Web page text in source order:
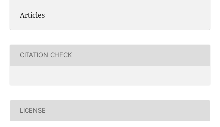
Articles
CITATION CHECK
LICENSE